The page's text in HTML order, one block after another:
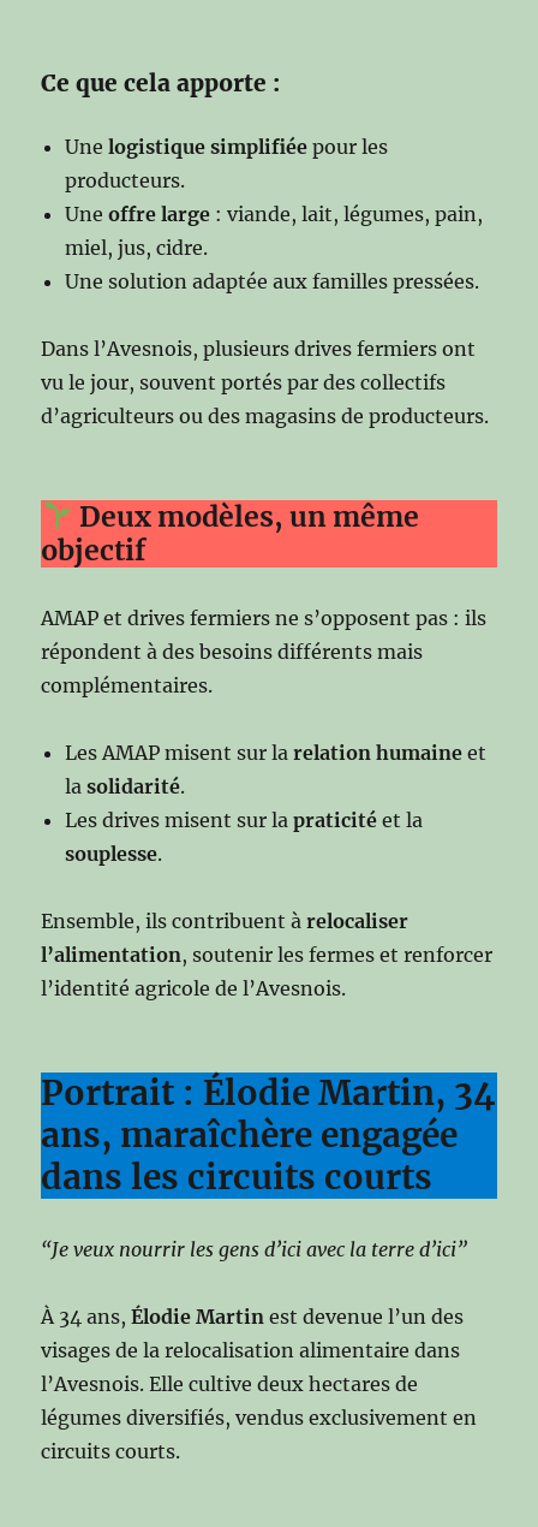
Ce que cela apporte :
Unelogistique simplifiée pour les
producteurs.
Uneoffre large : viande, lait, légumes, pain,
miel, jus, cidre.
Une solution adaptée aux familles pressées.
Dans l’Avesnois, plusieurs drives fermiers ont
vu le jour, souvent portés par des collectifs
d’agriculteurs ou des magasins de producteurs.
Deux modèles, un même
objectif
AMAP et drives fermiers ne s’opposent pas : ils
répondent à des besoins différents mais
complémentaires.
Les AMAP misent sur larelation humaine et
lasolidarité.
Les drives misent sur lapraticité et la
souplesse.
Ensemble, ils contribuent àrelocaliser
l’alimentation, soutenir les fermes et renforcer
l’identité agricole de l’Avesnois.
Portrait : Élodie Martin, 34
ans, maraîchère engagée
dans les circuits courts
“Je veux nourrir les gens d’ici avec la terre d’ici”
À 34 ans,Élodie Martin est devenue l’un des
visages de la relocalisation alimentaire dans
l’Avesnois. Elle cultive deux hectares de
légumes diversifiés, vendus exclusivement en
circuits courts.